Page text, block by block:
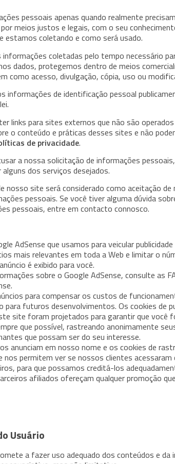
pessoais apenas quando realmente
meios justos e legais, com o seu
estamos coletando e como será usado.
coletadas pelo tempo necessário
dados, protegemos dentro de meios
como acesso, divulgação, cópia, uso ou
informações de identificação pessoal
links para sites externos que não são
o conteúdo e práticas desses sites e não
de privacidade.
a nossa solicitação de informações
dos serviços desejados.
nosso site será considerado como aceitação
pessoais. Se você tiver alguma dúvida
pessoais, entre em contacto connosco.
AdSense que usamos para veicular
mais relevantes em toda a Web e limitar o
é exibido para você.
sobre o Google AdSense, consulte as
para compensar os custos de
para futuros desenvolvimentos. Os cookies de
site foram projetados para garantir que você
que possível, rastreando anonimamente
que possam ser do seu interesse.
anunciam em nosso nome e os cookies de
nos permitem ver se nossos clientes
para que possamos creditá-los
afiliados ofereçam qualquer promoção
Usuário
a fazer uso adequado dos conteúdos e